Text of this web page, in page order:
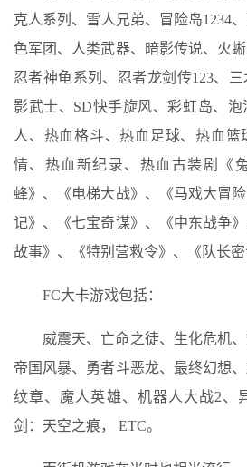
克人系列、雪人兄弟、冒险岛1234
色军团、人类武器、暗影传说、火蜥
忍者神龟系列、忍者龙剑传123、
影武士、SD快手旋风、彩虹岛、
人、热血格斗、热血足球、热血篮
情、热血新纪录、热血古装剧《
蜂》、《电梯大战》、《马戏大冒
记》、《七宝奇谋》、《中东战争
故事》、《特别营救令》、《队长
FC大卡游戏包括：
威震天、亡命之徒、生化危机
帝国风暴、勇者斗恶龙、最终幻想
纹章、魔人英雄、机器人大战2、
剑：天空之痕， ETC。